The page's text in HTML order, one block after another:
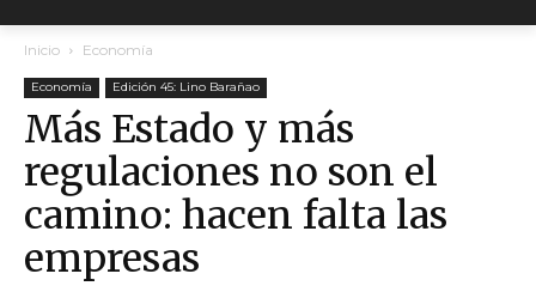
Inicio Economía
Economía Edición 45: Lino Barañao
Más Estado y más
regulaciones no son el
camino: hacen falta las
empresas